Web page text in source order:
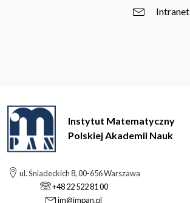
Intranet
Instytut Matematyczny
Polskiej Akademii Nauk
ul. Śniadeckich 8, 00-656 Warszawa
+48 22 522 81 00
im@impan.pl